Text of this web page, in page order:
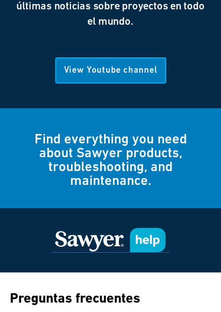
últimas noticias sobre proyectos en todo
el mundo.
View Youtube channel
Find everything you need
about Sawyer products,
troubleshooting, and
maintenance.
Preguntas frecuentes